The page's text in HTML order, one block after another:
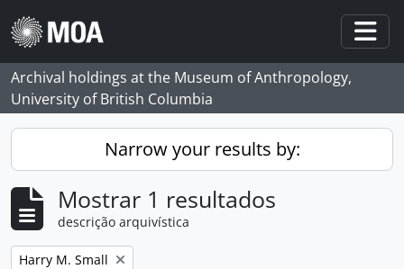
Skip to main content
Archival holdings at the Museum of Anthropology,
University of British Columbia
Narrow your results by:
Mostrar 1 resultados
descrição arquivística
Remove filter:
Harry M. Small